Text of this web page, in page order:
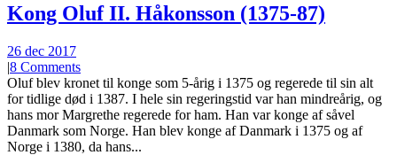
Kong Oluf II. Håkonsson (1375-87)
26 dec 2017
|8 Comments
Oluf blev kronet til konge som 5-årig i 1375 og regerede til sin alt
for tidlige død i 1387. I hele sin regeringstid var han mindreårig, og
hans mor Margrethe regerede for ham. Han var konge af såvel
Danmark som Norge. Han blev konge af Danmark i 1375 og af
Norge i 1380, da hans...